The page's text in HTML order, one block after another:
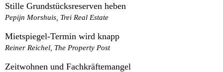
Stille Grundstücksreserven heben
Pepijn Morshuis, Trei Real Estate
Mietspiegel-Termin wird knapp
Reiner Reichel, The Property Post
Zeitwohnen und Fachkräftemangel